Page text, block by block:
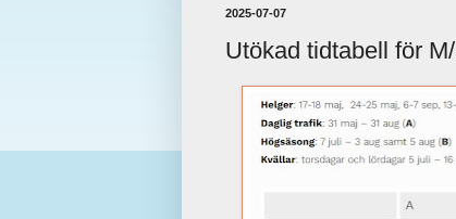
2025-07-07
Utökad tidtabell för